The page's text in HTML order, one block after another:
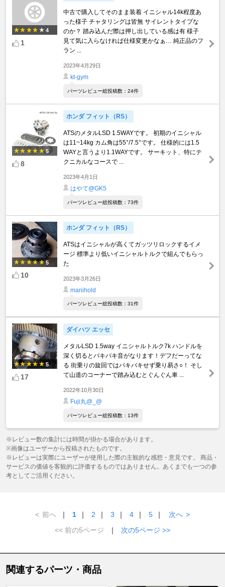
4
1
中古で購入してそのまま装着 イニシャル14k程度あ
った様子 チャタリングは皆無 サイレントタイプな
のか？ 踏み込んだ際は押し出している感は有 様子
見て気に入らなければ仕様変更かなぁ… 純正品のフ
ラン ...
2023年4月29日
kt-gym
パーツレビュー総投稿数：24件
5
8
ホンダ フィット（RS）
ATSのメタルLSD 1.5WAYです。 初期のイニシャル
は11~14kg カム角は55°/7.5°です。 仕様的には1.5
WAYと言うより1.1WAYです。 サーキット、特にテ
クニカルなコースで ...
2023年4月1日
はやて@GK5
パーツレビュー総投稿数：73件
5
10
ホンダ フィット（RS）
ATSはイニシャルが高くてガッツリロックするイメ
ージ 標準より低いイニシャルトルクで組んでもらっ
た
2023年3月26日
manihold
パーツレビュー総投稿数：31件
5
17
ダイハツ エッセ
メタルLSD 1.5way イニシャルトルク7k ハンドルを
深く切るとバキバキ音がなります！デフだーってな
る 街乗りの旋回ではバキバキせず乗り易さ○！ そし
て山道のコーナーで踏み込むとぐんぐん車 ...
2022年10月30日
Fuji丸@_@
パーツレビュー総投稿数：13件
※レビュー数の集計には時間が掛かる場合があります。
※画像はユーザーから投稿されたものです。
※レビューは実際にユーザーが使用した際の主観的な感想・意見です。 商品・
サービスの価値を客観的に評価するものではありません。あくまでも一つの参
考としてご活用ください。
< 前へ ｜ 1 ｜ 2 ｜ 3 ｜ 4 ｜ 5 ｜ 次へ >
<< 前の5ページ
｜ 次の5ページ >>
関連するパーツ・商品